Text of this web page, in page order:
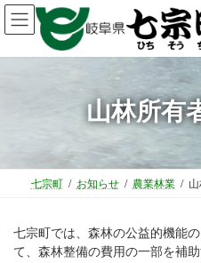
コ
ン
ナ
ビ
山林所有
七宗町 お知らせ 農業林業
七宗町では、森林の公益的機能
て、森林整備の費用の一部を補